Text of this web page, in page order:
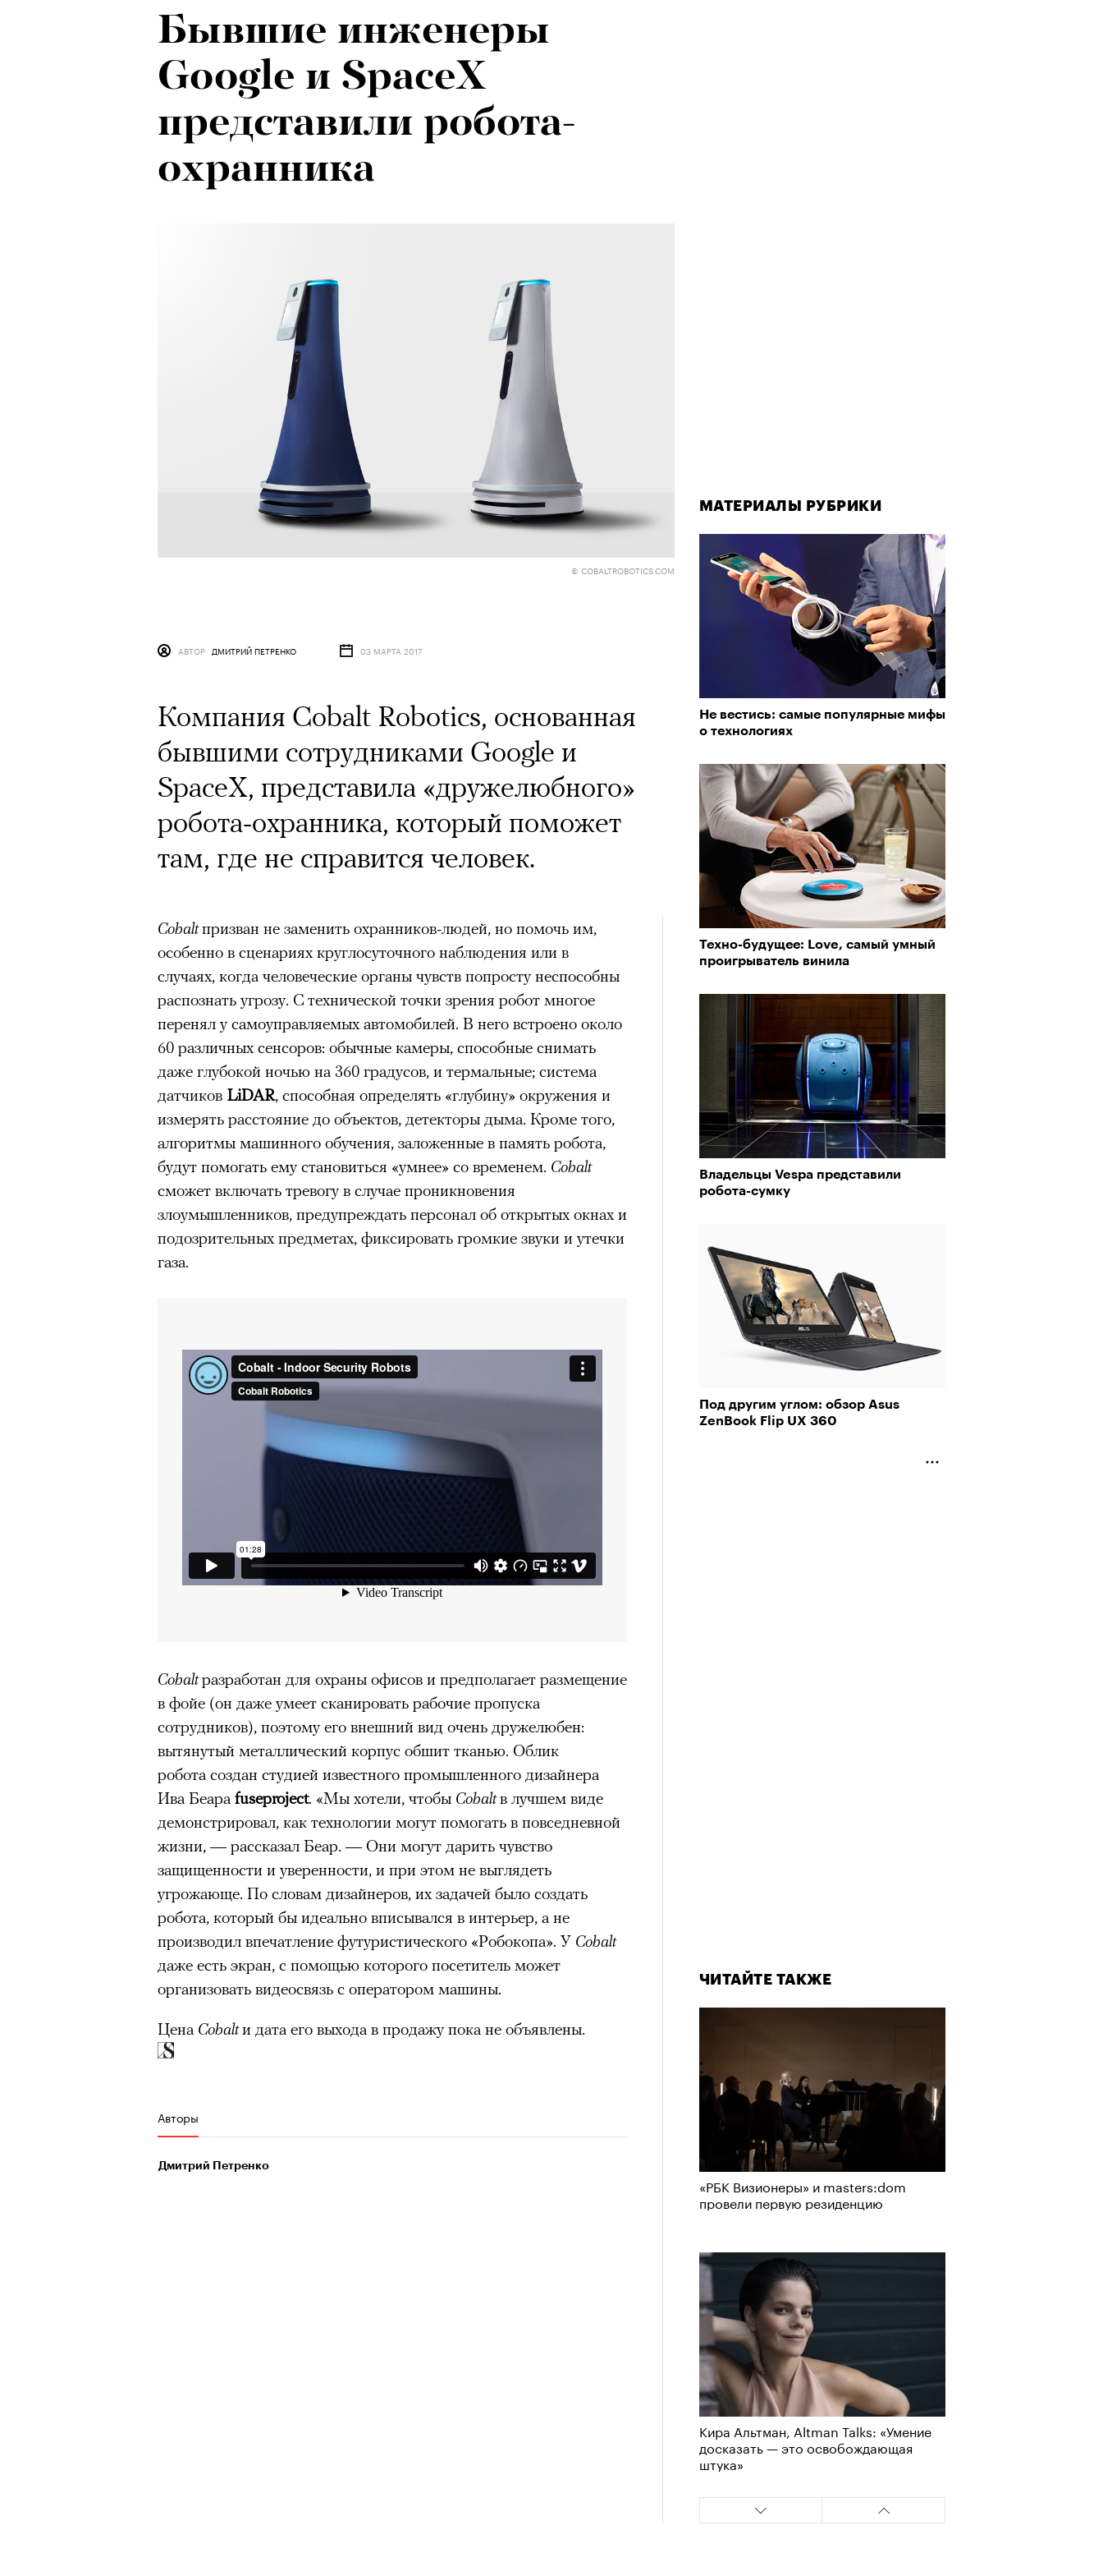
МАТЕРИАЛЫ РУБРИКИ
Не вестись: самые популярные мифы
о технологиях
Техно-будущее: Love, cамый умный
проигрыватель винила
Владельцы Vespa представили
робота-сумку
Под другим углом: обзор Asus
ZenBook Flip UX 360
ЧИТАЙТЕ ТАКЖЕ
«РБК Визионеры» и masters:dom
провели первую резиденцию
Кира Альтман, Altman Talks: «Умение
досказать — это освобождающая
штука»
Бывшие инженеры
Google и SpaceX
представили робота-
охранника
© COBALTROBOTICS.COM
АВТОР ДМИТРИЙ ПЕТРЕНКО 03 МАРТА 2017
Компания Cobalt Robotics, основанная
бывшими сотрудниками Google и
SpaceX, представила «дружелюбного»
робота-охранника, который поможет
там, где не справится человек.
Cobaltпризван не заменить охранников-людей, но помочь им,
особенно в сценариях круглосуточного наблюдения или в
случаях, когда человеческие органы чувств попросту неспособны
распознать угрозу. С технической точки зрения робот многое
перенял у самоуправляемых автомобилей. В него встроено около
60 различных сенсоров: обычные камеры, способные снимать
даже глубокой ночью на 360 градусов, и термальные; система
датчиков LiDAR, способная определять «глубину» окружения и
измерять расстояние до объектов, детекторы дыма. Кроме того,
алгоритмы машинного обучения, заложенные в память робота,
будут помогать ему становиться «умнее» со временем. Cobalt
сможет включать тревогу в случае проникновения
злоумышленников, предупреждать персонал об открытых окнах и
подозрительных предметах, фиксировать громкие звуки и утечки
газа.
Cobaltразработан для охраны офисов и предполагает размещение
в фойе (он даже умеет сканировать рабочие пропуска
сотрудников), поэтому его внешний вид очень дружелюбен:
вытянутый металлический корпус обшит тканью. Облик
робота создан студией известного промышленного дизайнера
Ива Беара fuseproject. «Мы хотели, чтобы Cobaltв лучшем виде
демонстрировал, как технологии могут помогать в повседневной
жизни, — рассказал Беар. — Они могут дарить чувство
защищенности и уверенности, и при этом не выглядеть
угрожающе. По словам дизайнеров, их задачей было создать
робота, который бы идеально вписывался в интерьер, а не
производил впечатление футуристического «Робокопа». У Cobalt
даже есть экран, с помощью которого посетитель может
организовать видеосвязь с оператором машины.
Цена Cobaltи дата его выхода в продажу пока не объявлены.
Авторы
Дмитрий Петренко